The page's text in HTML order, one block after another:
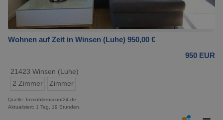
Wohnen auf Zeit in Winsen (Luhe) 950,00 €
950 EUR
21423 Winsen (Luhe)
2 Zimmer
Zimmer
Quelle: Immobilienscout24.de
Aktualisiert: 1 Tag, 19 Stunden